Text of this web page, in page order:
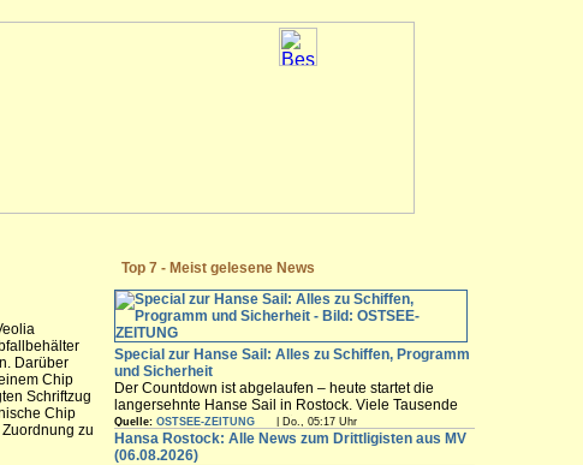
Top 7 - Meist gelesene News
Special zur Hanse Sail: Alles zu Schiffen, Programm
und Sicherheit
Der Countdown ist abgelaufen – heute startet die
langersehnte Hanse Sail in Rostock. Viele Tausende
Besucher werden in den nächsten Tagen erwartet und
freuen sich auf die maritimen Angebote in der
Innenstadt,...
Quelle: OSTSEE-ZEITUNG | Do., 05:17 Uhr
Hansa Rostock: Alle News zum Drittligisten aus MV
(06.08.2026)
Darüber
Chip
Schriftzug
Chip
zu